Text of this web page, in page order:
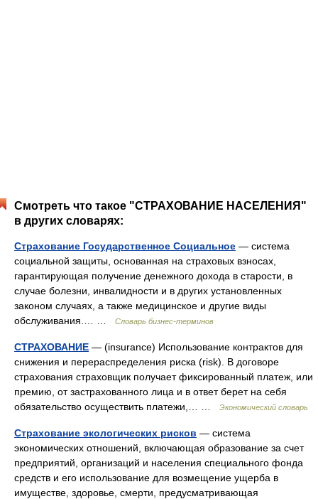
Смотреть что такое "СТРАХОВАНИЕ НАСЕЛЕНИЯ"
в других словарях:
Страхование Государственное Социальное — система
социальной защиты, основанная на страховых взносах,
гарантирующая получение денежного дохода в старости, в
случае болезни, инвалидности и в других установленных
законом случаях, а также медицинское и другие виды
обслуживания.… …
Словарь бизнес-терминов
СТРАХОВАНИЕ — (insurance) Использование контрактов для
снижения и перераспределения риска (risk). В договоре
страхования страховщик получает фиксированный платеж, или
премию, от застрахованного лица и в ответ берет на себя
обязательство осуществить платежи,… …
Экономический словарь
Страхование экологических рисков — система
экономических отношений, включающая образование за счет
предприятий, организаций и населения специального фонда
средств и его использование для возмещение ущерба в
имуществе, здоровье, смерти, предусматривающая